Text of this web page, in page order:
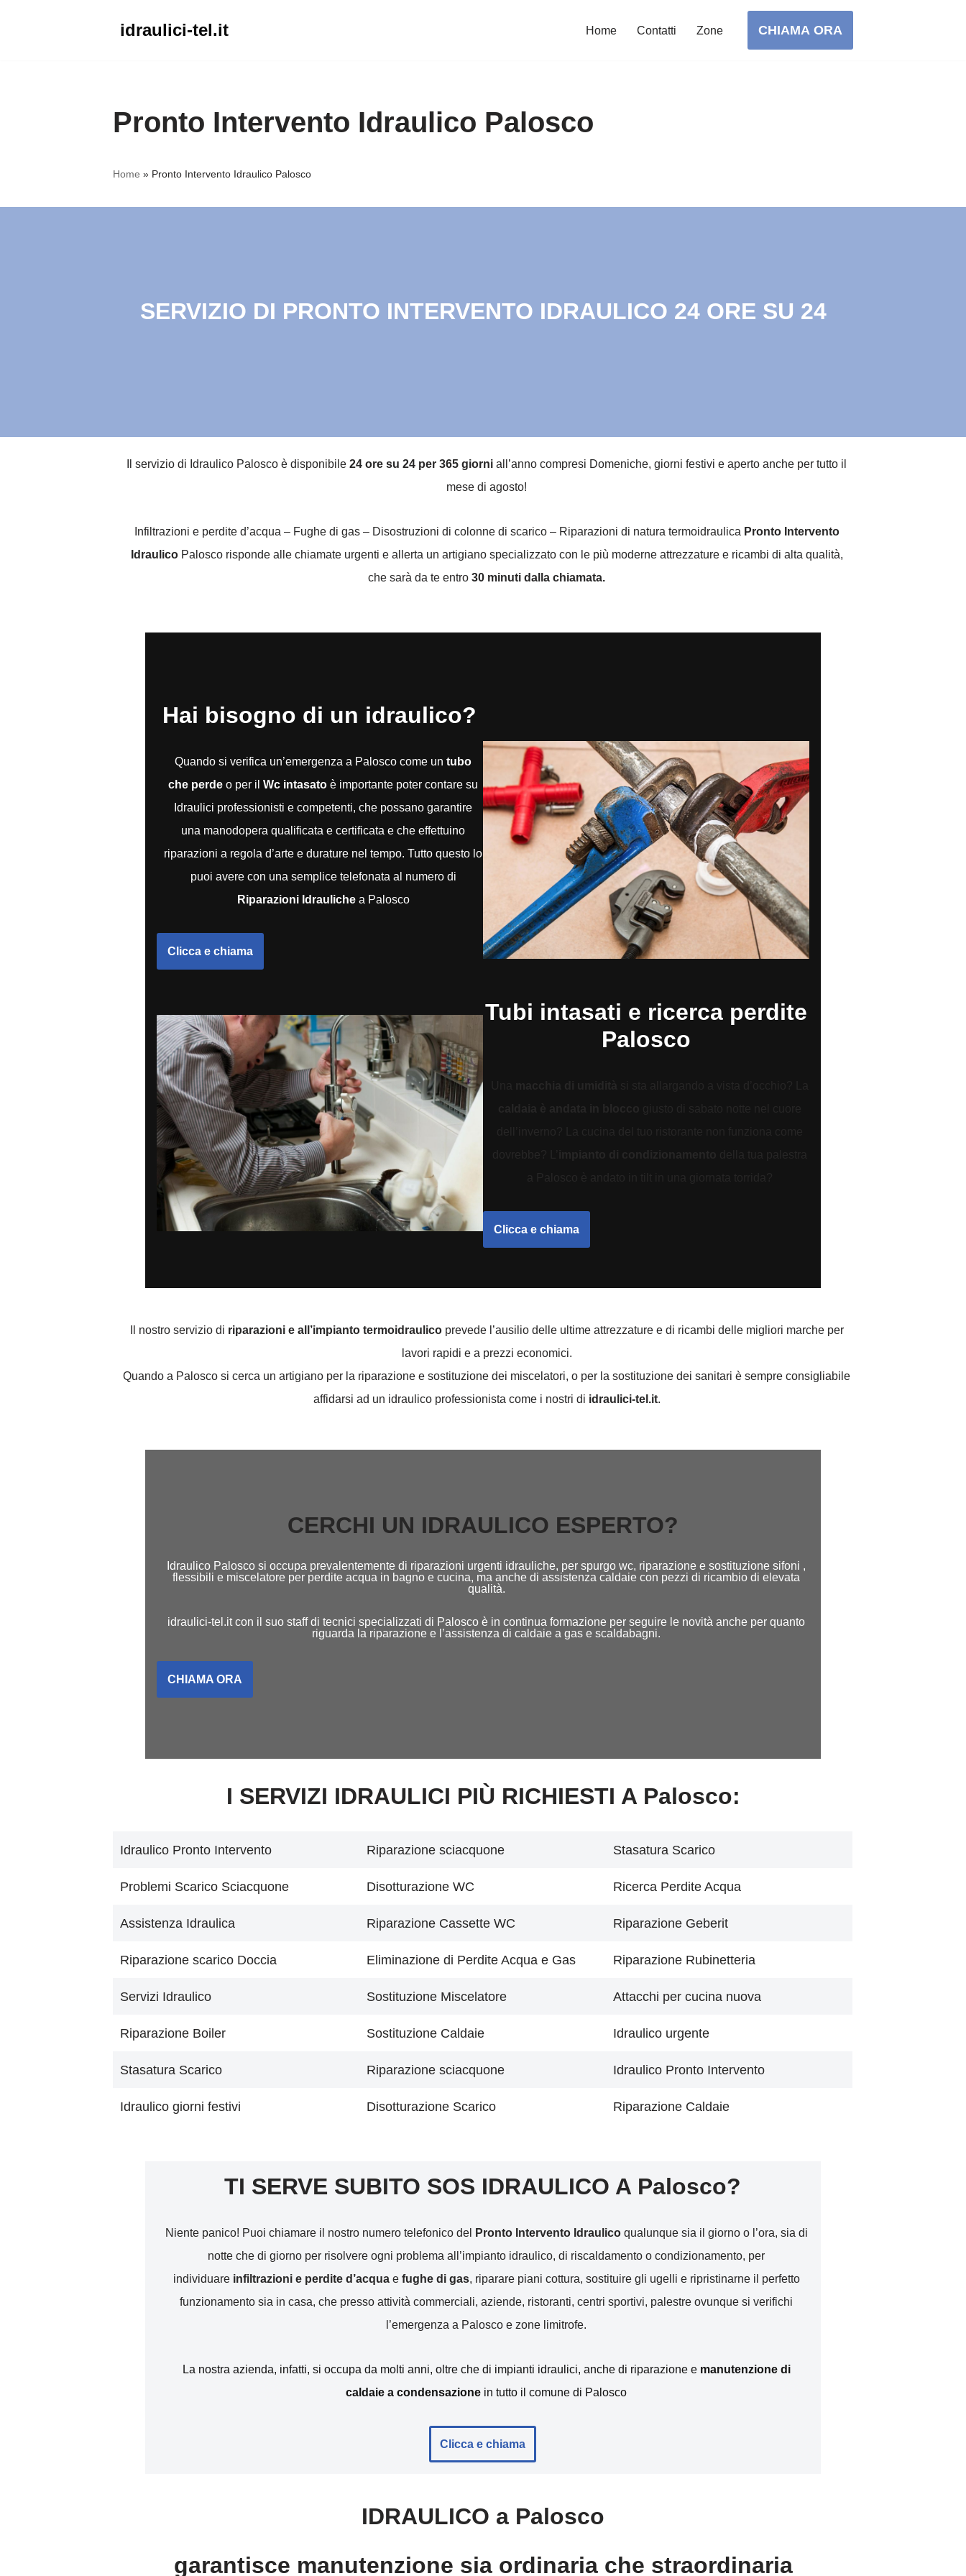
idraulici-tel.it Home Contatti Zone CHIAMA ORA
Home » Pronto Intervento Idraulico Palosco
Pronto Intervento Idraulico Palosco
SERVIZIO DI PRONTO INTERVENTO IDRAULICO 24 ORE SU 24
Il servizio di Idraulico Palosco è disponibile 24 ore su 24 per 365 giorni all’anno compresi Domeniche, giorni festivi e aperto anche per tutto il
mese di agosto!
Infiltrazioni e perdite d’acqua – Fughe di gas – Disostruzioni di colonne di scarico – Riparazioni di natura termoidraulica Pronto Intervento
IdraulicoPalosco risponde alle chiamate urgenti e allerta un artigiano specializzato con le più moderne attrezzature e ricambi di alta qualità,
che sarà da te entro 30 minuti dalla chiamata.
Hai bisogno di un idraulico?
Quando si verifica un’emergenza a Palosco come untubo
che perde o per ilWc intasato è importante poter contare su
Idraulici professionisti e competenti, che possano garantire
una manodopera qualificata e certificata e che effettuino
riparazioni a regola d’arte e durature nel tempo. Tutto questo lo
puoi avere con una semplice telefonata al numero di
Riparazioni Idraulichea Palosco
Clicca e chiama
Tubi intasati e ricerca perdite
Palosco
Clicca e chiama
Il nostro servizio di riparazioni e all’impianto termoidraulicoprevede l’ausilio delle ultime attrezzature e di ricambi delle migliori marche per
lavori rapidi e a prezzi economici.
Quando a Palosco si cerca un artigiano per la riparazione e sostituzione dei miscelatori, o per la sostituzione dei sanitari è sempre consigliabile
affidarsi ad un idraulico professionista come i nostri di idraulici-tel.it.
CERCHI UN IDRAULICO ESPERTO?
Idraulico Palosco si occupa prevalentemente di riparazioni urgenti idrauliche, per spurgo wc, riparazione e sostituzione sifoni ,
flessibili e miscelatore per perdite acqua in bagno e cucina, ma anche di assistenza caldaie con pezzi di ricambio di elevata
qualità.
idraulici-tel.it con il suo staff di tecnici specializzati di Palosco è in continua formazione per seguire le novità anche per quanto
riguarda la riparazione e l’assistenza di caldaie a gas e scaldabagni.
CHIAMA ORA
I SERVIZI IDRAULICI PIÙ RICHIESTI A Palosco:
Idraulico Pronto Intervento Riparazione sciacquone Stasatura Scarico
Problemi Scarico Sciacquone Disotturazione WC Ricerca Perdite Acqua
Assistenza Idraulica Riparazione Cassette WC Riparazione Geberit
Riparazione scarico Doccia Eliminazione di Perdite Acqua e Gas Riparazione Rubinetteria
Servizi Idraulico Sostituzione Miscelatore Attacchi per cucina nuova
Riparazione Boiler Sostituzione Caldaie Idraulico urgente
Stasatura Scarico Riparazione sciacquone Idraulico Pronto Intervento
Idraulico giorni festivi Disotturazione Scarico Riparazione Caldaie
TI SERVE SUBITO SOS IDRAULICO A Palosco?
Niente panico! Puoi chiamare il nostro numero telefonico del Pronto Intervento Idraulicoqualunque sia il giorno o l’ora, sia di
notte che di giorno per risolvere ogni problema all’impianto idraulico, di riscaldamento o condizionamento, per
individuare infiltrazioni e perdite d’acquae fughe di gas, riparare piani cottura, sostituire gli ugelli e ripristinarne il perfetto
funzionamento sia in casa, che presso attività commerciali, aziende, ristoranti, centri sportivi, palestre ovunque si verifichi
l’emergenza a Palosco e zone limitrofe.
La nostra azienda, infatti, si occupa da molti anni, oltre che di impianti idraulici, anche di riparazione e manutenzione di
caldaie a condensazione in tutto il comune di Palosco
Clicca e chiama
IDRAULICO a Palosco
garantisce manutenzione sia ordinaria che straordinaria